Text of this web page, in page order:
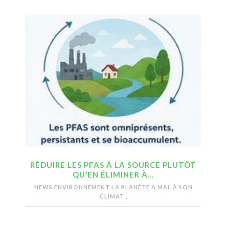
RÉDUIRE LES PFAS À LA SOURCE PLUTÔT
QU’EN ÉLIMINER À…
NEWS ENVIRONNEMENT LA PLANÈTE A MAL À SON
CLIMAT